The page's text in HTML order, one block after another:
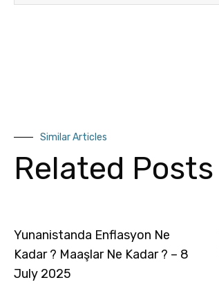
Similar Articles
Related Posts
Yunanistanda Enflasyon Ne
Kadar ? Maaşlar Ne Kadar ? – 8
July 2025